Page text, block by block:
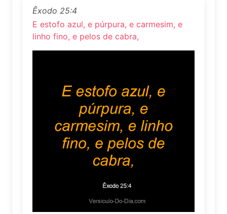
Êxodo 25:4
E estofo azul, e púrpura, e carmesim, e
linho fino, e pelos de cabra,